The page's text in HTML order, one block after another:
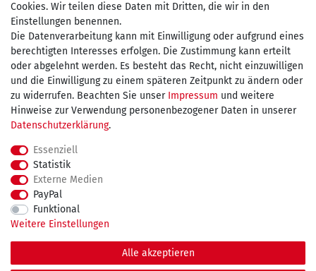
Wir versenden mit
kostenfreie Lieferung
innerhalb Deutschland ab 75€
Impressum
Vertrag widerrufen
Cookies. Wir teilen diese Daten mit Dritten, die wir in den
Einstellungen benennen.
Die Datenverarbeitung kann mit Einwilligung oder aufgrund eines
berechtigten Interesses erfolgen. Die Zustimmung kann erteilt
oder abgelehnt werden. Es besteht das Recht, nicht einzuwilligen
und die Einwilligung zu einem späteren Zeitpunkt zu ändern oder
zu widerrufen. Beachten Sie unser Impressum und weitere
Hinweise zur Verwendung personenbezogener Daten in unserer
Daten­schutz­erklärung.
Essenziell
Statistik
Externe Medien
PayPal
Funktional
Weitere Einstellungen
Alle akzeptieren